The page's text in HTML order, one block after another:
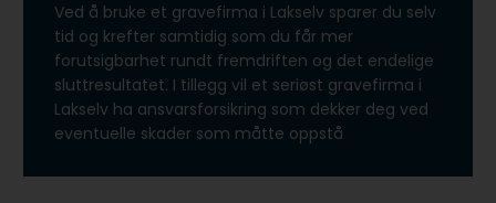
Ved å bruke et gravefirma i Lakselv sparer du selv
tid og krefter samtidig som du får mer
forutsigbarhet rundt fremdriften og det endelige
sluttresultatet. I tillegg vil et seriøst gravefirma i
Lakselv ha ansvarsforsikring som dekker deg ved
eventuelle skader som måtte oppstå